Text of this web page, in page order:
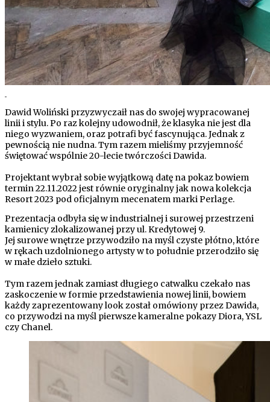
Dawid Woliński przyzwyczaił nas do swojej wypracowanej
linii i stylu. Po raz kolejny udowodnił, że klasyka nie jest dla
niego wyzwaniem, oraz potrafi być fascynująca. Jednak z
pewnością nie nudna. Tym razem mieliśmy przyjemność
świętować wspólnie 20-lecie twórczości Dawida.
Projektant wybrał sobie wyjątkową datę na pokaz bowiem
termin 22.11.2022 jest równie oryginalny jak nowa kolekcja
Resort 2023 pod oficjalnym mecenatem marki Perlage.
Prezentacja odbyła się w industrialnej i surowej przestrzeni
kamienicy zlokalizowanej przy ul. Kredytowej 9.
Jej surowe wnętrze przywodziło na myśl czyste płótno, które
w rękach uzdolnionego artysty w to południe przerodziło się
w małe dzieło sztuki.
Tym razem jednak zamiast długiego catwalku czekało nas
zaskoczenie w formie przedstawienia nowej linii, bowiem
każdy zaprezentowany look został omówiony przez Dawida,
co przywodzi na myśl pierwsze kameralne pokazy Diora, YSL
czy Chanel.